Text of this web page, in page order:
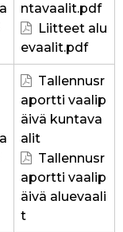
ntavaalit.pdf
Liitteet alu
evaalit.pdf
Tallennusr
aportti vaalip
äivä kuntava
alit
Tallennusr
aportti vaalip
äivä aluevaali
t